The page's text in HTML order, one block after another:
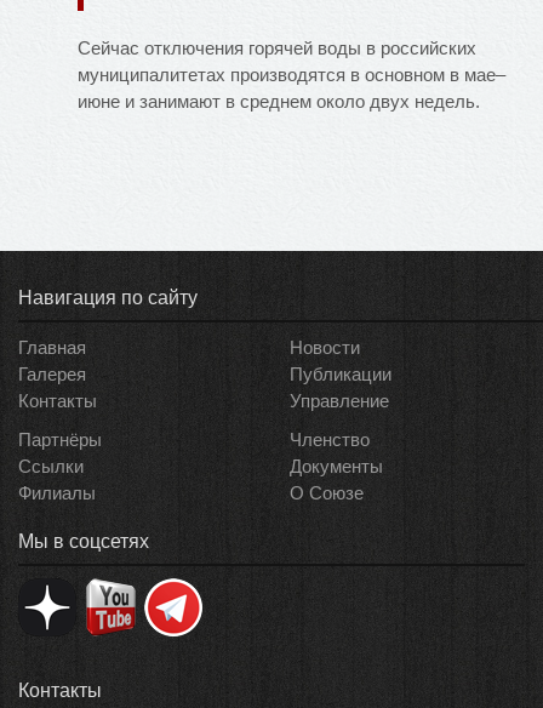
Сейчас отключения горячей воды в российских
муниципалитетах производятся в основном в мае–
июне и занимают в среднем около двух недель.
Навигация по сайту
Главная
Новости
Галерея
Публикации
Контакты
Управление
Партнёры
Членство
Ссылки
Документы
Филиалы
О Союзе
Мы в соцсетях
Контакты